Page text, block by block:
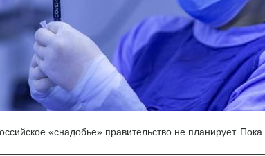
«снадобье» правительство не планирует. Пока.